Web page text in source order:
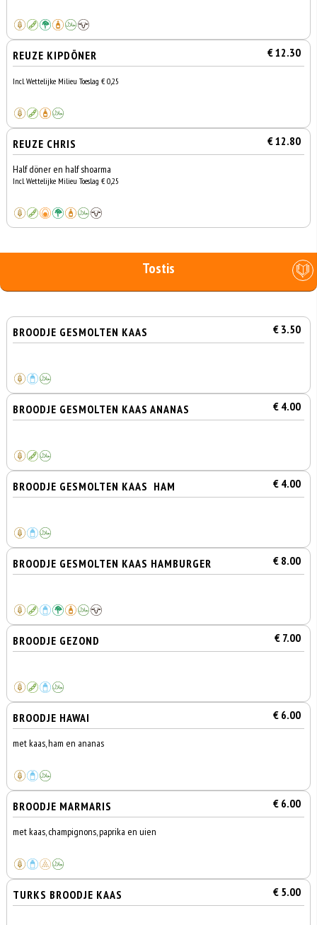
REUZE KIPDÖNER € 12.30
Incl. Wettelijke Milieu Toeslag € 0,25
REUZE CHRIS € 12.80
Half döner en half shoarma
Incl. Wettelijke Milieu Toeslag € 0,25
Tostis
BROODJE GESMOLTEN KAAS € 3.50
BROODJE GESMOLTEN KAAS ANANAS € 4.00
BROODJE GESMOLTEN KAAS HAM € 4.00
BROODJE GESMOLTEN KAAS HAMBURGER € 8.00
BROODJE GEZOND € 7.00
BROODJE HAWAI € 6.00
met kaas, ham en ananas
BROODJE MARMARIS € 6.00
met kaas, champignons, paprika en uien
TURKS BROODJE KAAS € 5.00